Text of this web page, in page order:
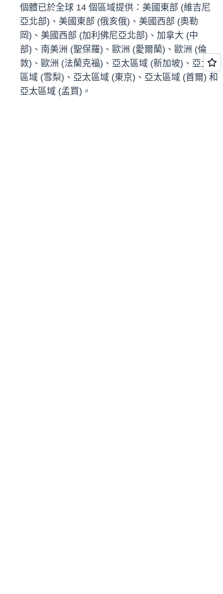
個體已於全球 14 個區域提供：美國東部 (維吉尼
亞北部)、美國東部 (俄亥俄)、美國西部 (奧勒
岡)、美國西部 (加利佛尼亞北部)、加拿大 (中
部)、南美洲 (聖保羅)、歐洲 (愛爾蘭)、歐洲 (倫
敦)、歐洲 (法蘭克福)、亞太區域 (新加坡)、亞太
區域 (雪梨)、亞太區域 (東京)、亞太區域 (首爾) 和
亞太區域 (孟買)。